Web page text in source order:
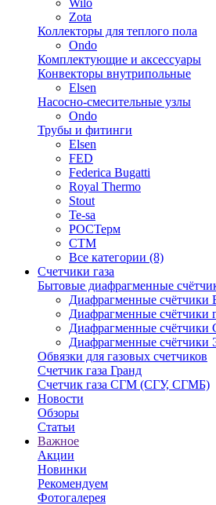
Wilo
Zota
Коллекторы для теплого пола
Ondo
Комплектующие и аксессуары
Конвекторы внутрипольные
Elsen
Насосно-смесительные узлы
Ondo
Трубы и фитинги
Elsen
FED
Federica Bugatti
Royal Thermo
Stout
Te-sa
РОСТерм
СТМ
Все категории (8)
Счетчики газа
Бытовые диафрагменные
Диафрагменные
Диафрагменные счётчики
Диафрагменные счётчики
Диафрагменные
Обвязки для газовых счетчиков
Счетчик газа Гранд
Счетчик газа СГМ (СГУ, СГМБ)
Новости
Обзоры
Статьи
Важное
Акции
Новинки
Рекомендуем
Фотогалерея